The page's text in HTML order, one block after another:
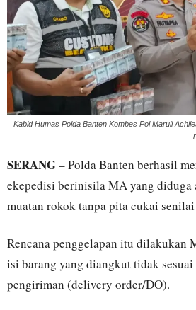
Kabid Humas Polda Banten Kombes Pol Maruli
SERANG– Polda Banten berhasil
ekepedisi berinisila MA yang diduga
muatan rokok tanpa pita cukai
Rencana penggelapan itu dilakukan
isi barang yang diangkut tidak
pengiriman (delivery order/DO).